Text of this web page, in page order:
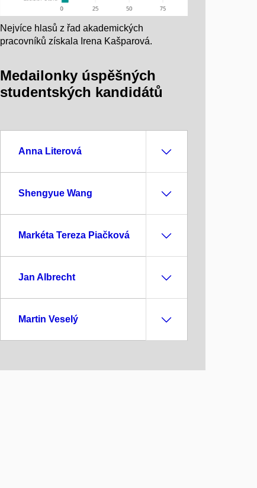
Nejvíce hlasů z řad akademických
pracovníků získala Irena Kašparová.
Medailonky úspěšných
studentských kandidátů
Anna Literová
Shengyue Wang
Markéta Tereza Piačková
Jan Albrecht
Martin Veselý